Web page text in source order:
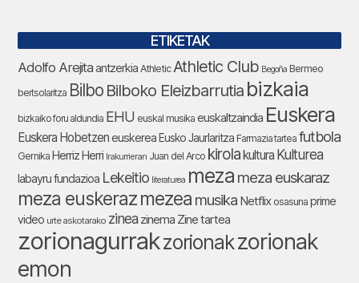
ETIKETAK
Adolfo Arejitaantzerkia Athletic Athletic Club Begoña Bermeo
bertsolaritza Bilbo Bilboko Eleizbarrutia bizkaia
bizkaiko foru aldundia EHU euskal musika euskaltzaindia Euskera
Euskera Hobetzeneuskerea Eusko Jaurlaritza Farmazia tartea futbola
Gernika Herriz Herri Irakurrieran Juan del Arco kirolakultura Kulturea
labayru fundazioa Lekeitio literaturea meza meza euskaraz
meza euskerazmezea musika Netflix osasuna prime
video urte askotarako zinea zinema Zine tartea
zorionagurrakzorionakzorionak
emon